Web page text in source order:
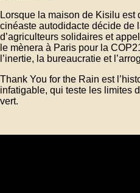
Lorsque la maison de Kisilu est
cinéaste autodidacte décide de
d’agriculteurs solidaires et
le mènera à Paris pour la
l’inertie, la bureaucratie et
Thank You for the Rain est
infatigable, qui teste les limites
vert.